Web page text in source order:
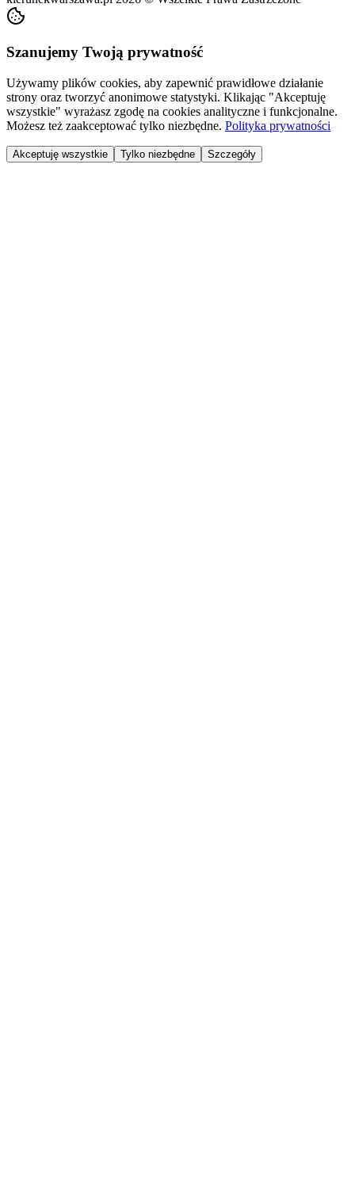
Szanujemy Twoją prywatność
Używamy plików cookies, aby zapewnić prawidłowe działanie
strony oraz tworzyć anonimowe statystyki. Klikając "Akceptuję
wszystkie" wyrażasz zgodę na cookies analityczne i funkcjonalne.
Możesz też zaakceptować tylko niezbędne. Polityka prywatności
Akceptuję wszystkie Tylko niezbędne Szczegóły